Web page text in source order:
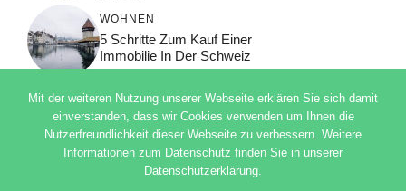
WOHNEN
5 Schritte Zum Kauf Einer
Immobilie In Der Schweiz
© 2026 ADSIMPLE
DATENSCHUTZERKLÄRUNG
Mit der weiteren Nutzung unserer Webseite erklären Sie sich damit
einverstanden, dass wir Cookies verwenden um Ihnen die
Nutzerfreundlichkeit dieser Webseite zu verbessern. Weitere
Informationen zum Datenschutz finden Sie in unserer
Datenschutzerklärung.